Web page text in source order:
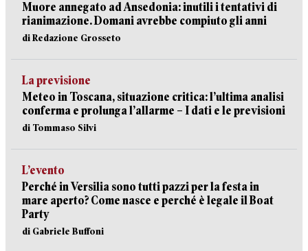
Muore annegato ad Ansedonia: inutili i tentativi di
rianimazione. Domani avrebbe compiuto gli anni
di Redazione Grosseto
La previsione
Meteo in Toscana, situazione critica: l’ultima analisi
conferma e prolunga l’allarme – I dati e le previsioni
di Tommaso Silvi
L’evento
Perché in Versilia sono tutti pazzi per la festa in
mare aperto? Come nasce e perché è legale il Boat
Party
di Gabriele Buffoni